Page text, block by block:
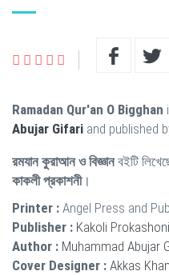
Ramadan Qur'an O Bigghan
Abujar Gifari and published
রমযান কুরাআন ও বিজ্ঞানবইটি
কাকলী প্রকাশনী।
Printer : Angel Press and
Publisher : Kakoli Prokashoni
Author : Muhammad Abujar
Cover Designer : Akkas Khan